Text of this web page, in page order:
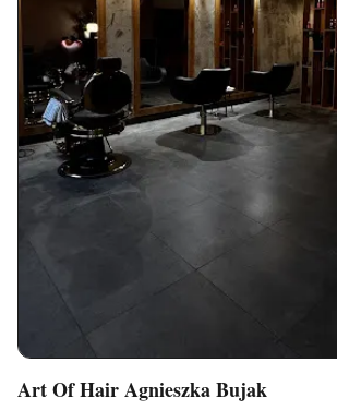
Art Of Hair Agnieszka Bujak